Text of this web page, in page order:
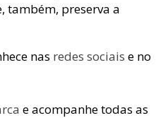
também, preserva a
nas redes sociais e no
e acompanhe todas as